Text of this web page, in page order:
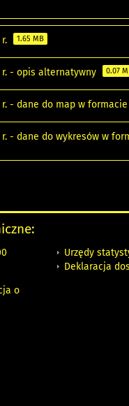
1.65 MB
r. - opis alternatywny 0.07
r. - dane do map w
- dane do wykresów w
o
Urzędy
Deklaracja